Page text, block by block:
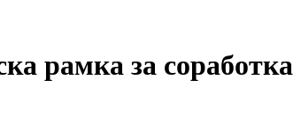
рамка за соработка